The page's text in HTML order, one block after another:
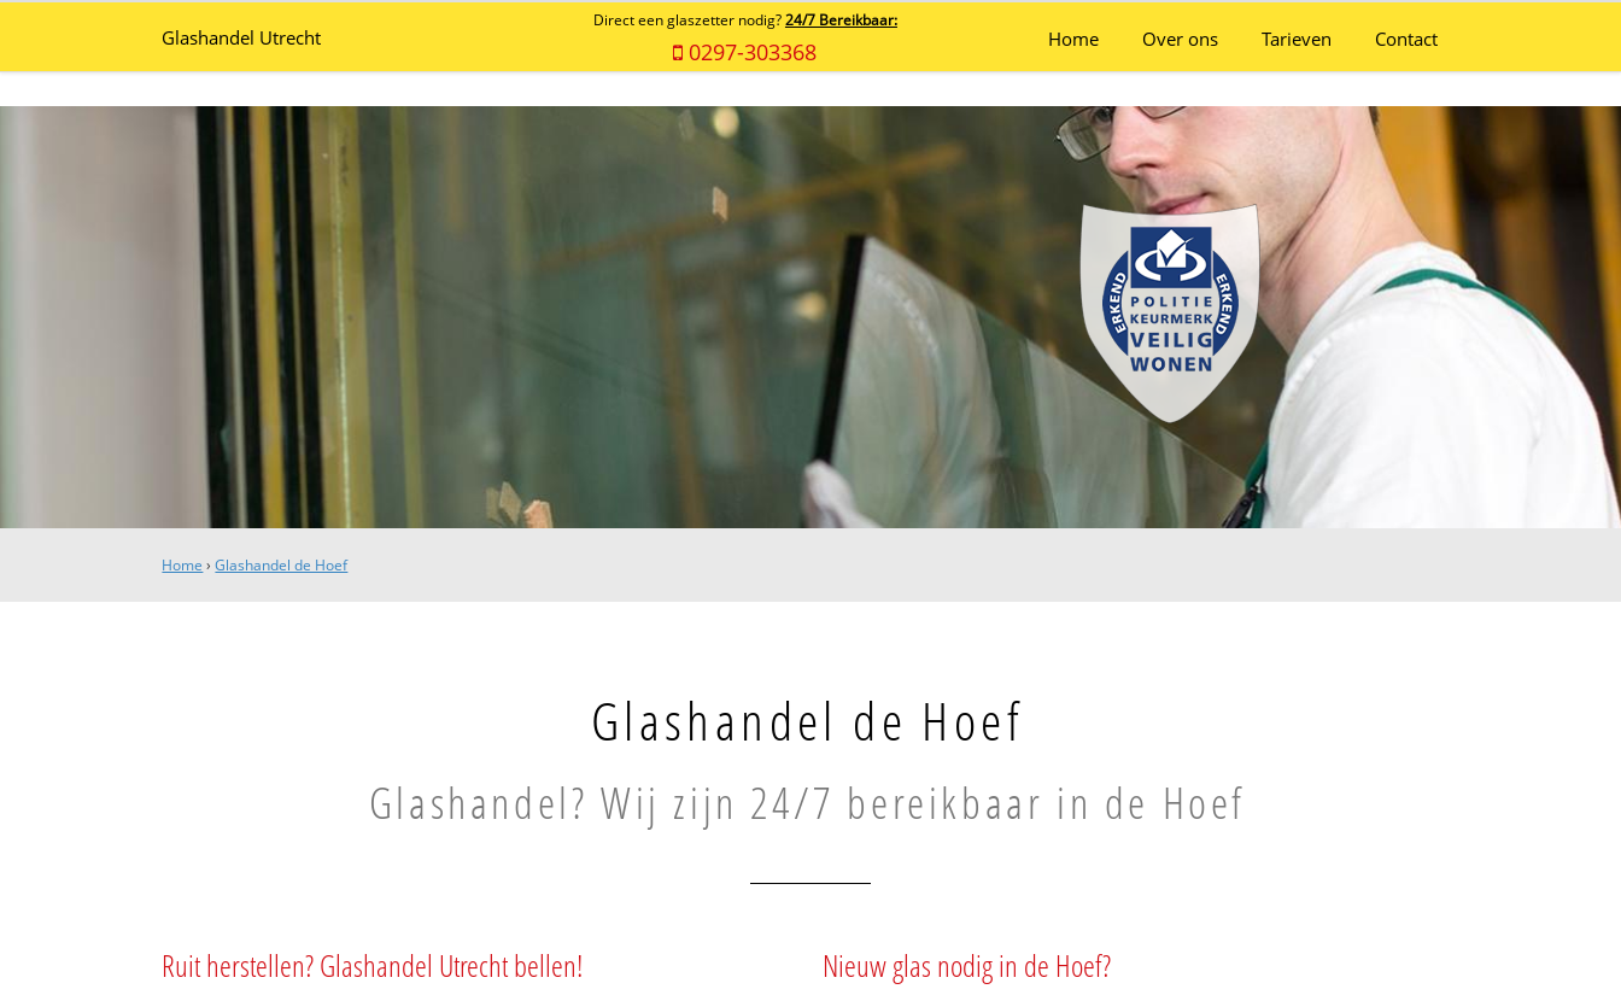
Glashandel Utrecht
Direct een glaszetter nodig? 24/7 Bereikbaar:
0297-303368 Home Over ons Tarieven Contact
Home ›Glashandel de Hoef
Glashandel de Hoef
Glashandel? Wij zijn 24/7 bereikbaar in de Hoef
Ruit herstellen? Glashandel Utrecht bellen! Nieuw glas nodig in de Hoef?